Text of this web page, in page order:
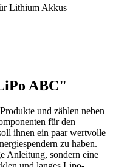
Lithium Akkus
ABC"
und zählen neben
für den
ihnen ein paar wertvolle
zu haben.
Anleitung, sondern eine